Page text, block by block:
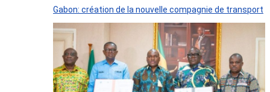
Gabon: création de la nouvelle compagnie de transport